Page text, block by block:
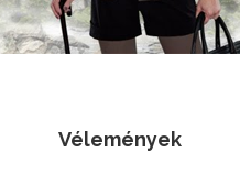
Vélemények